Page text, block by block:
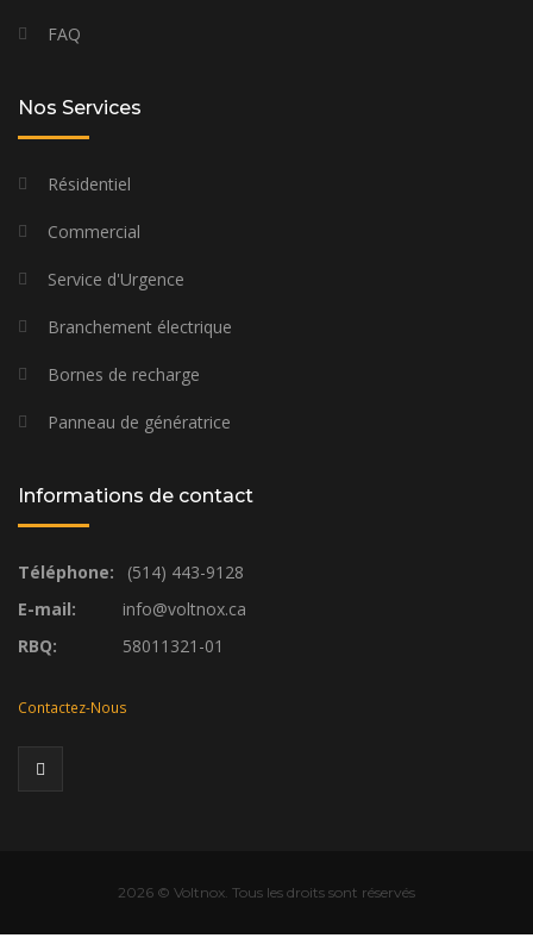
FAQ
Nos Services
Résidentiel
Commercial
Service d'Urgence
Branchement électrique
Bornes de recharge
Panneau de génératrice
Informations de contact
Téléphone:
(514) 443-9128
E-mail:
info@voltnox.ca
RBQ:
58011321-01
Contactez-Nous
2026© Voltnox. Tous les droits sont réservés